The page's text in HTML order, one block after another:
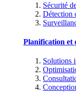
Sécurité
Détection
Planification et
Solutions